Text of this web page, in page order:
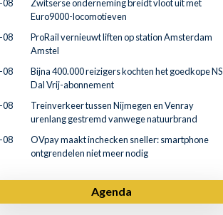
08
Zwitserse onderneming breidt vloot uit met
Euro9000-locomotieven
08
ProRail vernieuwt liften op station Amsterdam
Amstel
08
Bijna 400.000 reizigers kochten het goedkope NS
Dal Vrij-abonnement
08
Treinverkeer tussen Nijmegen en Venray
urenlang gestremd vanwege natuurbrand
08
OVpay maakt inchecken sneller: smartphone
ontgrendelen niet meer nodig
Agenda